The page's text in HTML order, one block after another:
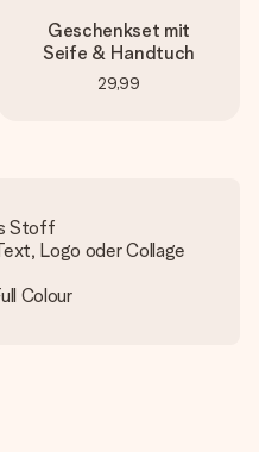
Geschenkset mit
Seife & Handtuch
29,99
Stoff
Logo oder Collage
Colour